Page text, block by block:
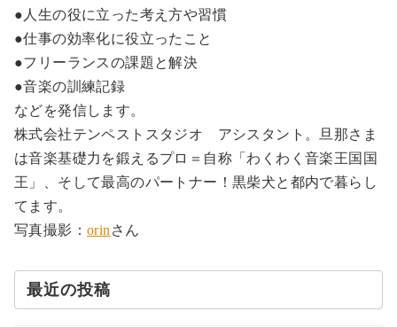
●人生の役に立った考え方や習慣
●仕事の効率化に役立ったこと
●フリーランスの課題と解決
●音楽の訓練記録
などを発信します。
株式会社テンペストスタジオ アシスタント。旦那さま
は音楽基礎力を鍛えるプロ＝自称「わくわく音楽王国国
王」、そして最高のパートナー！黒柴犬と都内で暮らし
てます。
写真撮影： orin さん
最近の投稿